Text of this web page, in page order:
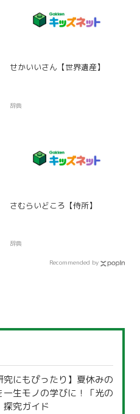
せかいいさん【世界遺産】
辞典
さむらいどころ【侍所】
辞典
Recommended by
究にもぴったり】夏休みの
一生モノの学びに！「光の
探究ガイド